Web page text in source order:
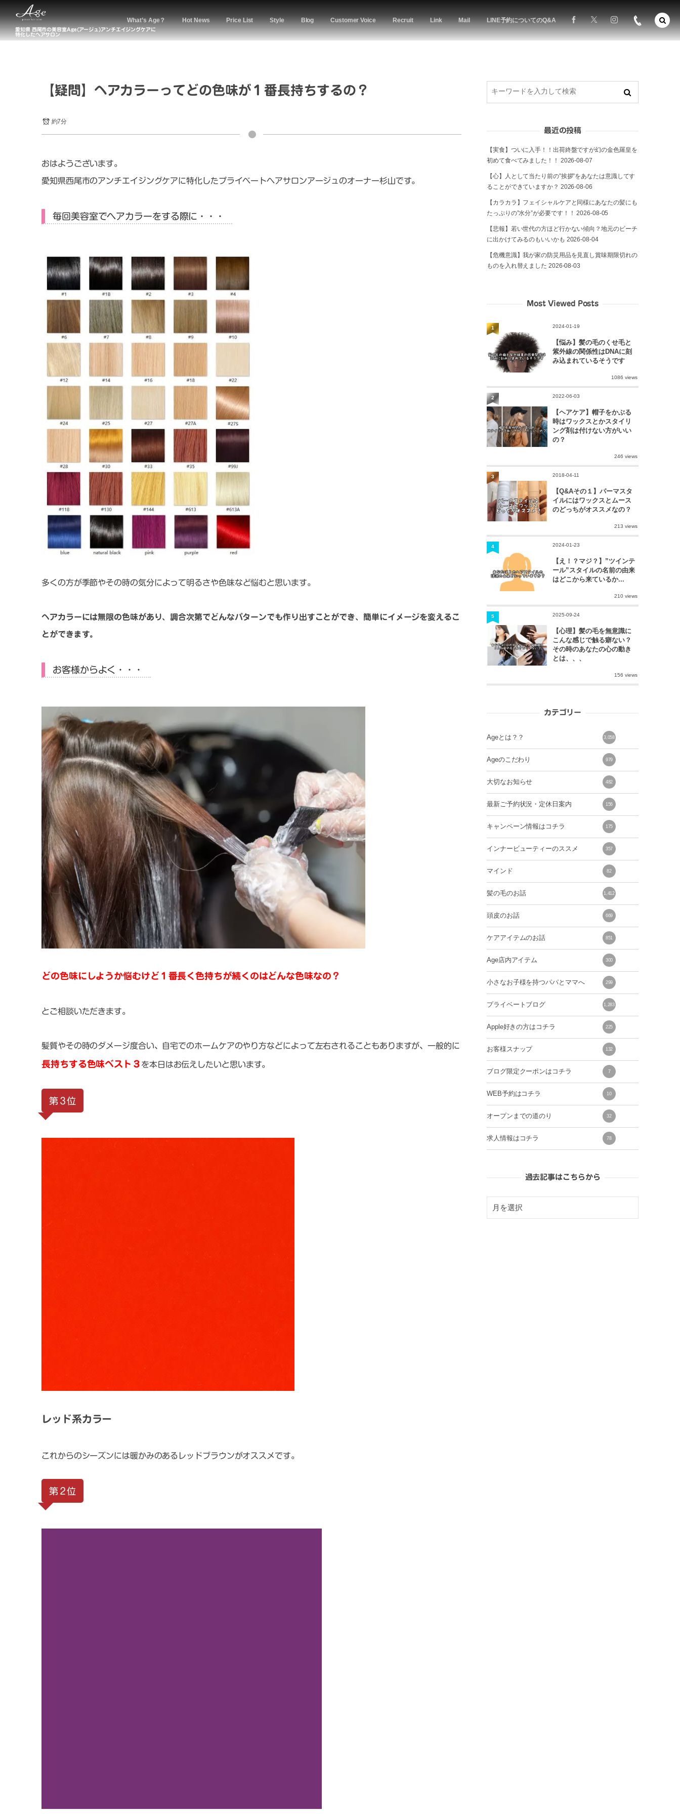
愛知県 西尾市の美容室Age(アージュ)アンチエイジングケアに
特化したヘアサロン
What’s Age？ Hot News Price List Style Blog Customer Voice Recruit Link Mail LINE予約についてのQ&A
【疑問】ヘアカラーってどの色味が１番長持ちするの？
約7分
おはようございます。
愛知県西尾市のアンチエイジングケアに特化したプライベートヘアサロンアージュのオーナー杉山です。
毎回美容室でヘアカラーをする際に・・・
多くの方が季節やその時の気分によって明るさや色味など悩むと思います。
ヘアカラーには無限の色味があり、調合次第でどんなパターンでも作り出すことができ、簡単にイメージを変えるこ
とができます。
お客様からよく・・・
どの色味にしようか悩むけど１番長く色持ちが続くのはどんな色味なの？
とご相談いただきます。
髪質やその時のダメージ度合い、自宅でのホームケアのやり方などによって左右されることもありますが、一般的に
長持ちする色味ベスト３ を本日はお伝えしたいと思います。
第３位
レッド系カラー
これからのシーズンには暖かみのあるレッドブラウンがオススメです。
第２位
最近の投稿
【実食】ついに入手！！出荷終盤ですが幻の金色羅皇を
初めて食べてみました！！ 2026-08-07
【心】人として当たり前の”挨拶”をあなたは意識してす
ることができていますか？ 2026-08-06
【カラカラ】フェイシャルケアと同様にあなたの髪にも
たっぷりの”水分”が必要です！！ 2026-08-05
【悲報】若い世代の方ほど行かない傾向？地元のビーチ
に出かけてみるのもいいかも 2026-08-04
【危機意識】我が家の防災用品を見直し賞味期限切れの
ものを入れ替えました 2026-08-03
Most Viewed Posts
2024-01-19
【悩み】髪の毛のくせ毛と
紫外線の関係性はDNAに刻
み込まれているそうです
1086 views
1
2022-06-03
【ヘアケア】帽子をかぶる
時はワックスとかスタイリ
ング剤は付けない方がいい
の？
246 views
2
2018-04-11
【Q&Aその１】パーマスタ
イルにはワックスとムース
のどっちがオススメなの？
213 views
3
2024-01-23
【え！？マジ？】”ツインテ
ール”スタイルの名前の由来
はどこから来ているか...
210 views
4
2025-09-24
【心理】髪の毛を無意識に
こんな感じで触る癖ない？
その時のあなたの心の動き
とは、、、
156 views
5
カテゴリー
Ageとは？？ 3,058
Ageのこだわり 979
大切なお知らせ 482
最新ご予約状況・定休日案内 156
キャンペーン情報はコチラ 175
インナービューティーのススメ 357
マインド 82
髪の毛のお話 1,412
頭皮のお話 669
ケアアイテムのお話 851
Age店内アイテム 300
小さなお子様を持つパパとママへ 299
プライベートブログ 1,283
Apple好きの方はコチラ 225
お客様スナップ 132
ブログ限定クーポンはコチラ 7
WEB予約はコチラ 10
オープンまでの道のり 32
求人情報はコチラ 78
過去記事はこちらから